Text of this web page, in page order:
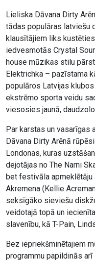
Lieliska Dāvana Dirty
tādas populāras latviešu
klausītājiem liks
iedvesmotās Crystal
house mūzikas stilu
Elektrichka – pazīstama
populāros Latvijas
ekstrēmo sporta veidu
viesosies jaunā,
Par karstas un vasarīgas
Dāvana Dirty Arēnā
Londonas, kuras
dejotājas no The Narni
bet festivāla
Akremena (Kellie
seksīgāko sieviešu
veidotajā topā un
slavenību, kā T-Pain,
Bez iepriekšminētajiem
programmu papildinās